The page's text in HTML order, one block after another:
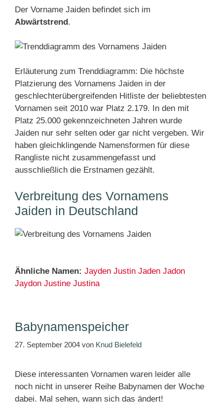
Der Vorname Jaiden befindet sich im
Abwärtstrend.
Erläuterung zum Trenddiagramm: Die höchste
Platzierung des Vornamens Jaiden in der
geschlechterübergreifenden Hitliste der beliebtesten
Vornamen seit 2010 war Platz 2.179. In den mit
Platz 25.000 gekennzeichneten Jahren wurde
Jaiden nur sehr selten oder gar nicht vergeben. Wir
haben gleichklingende Namensformen für diese
Rangliste nicht zusammengefasst und
ausschließlich die Erstnamen gezählt.
Verbreitung des Vornamens
Jaiden in Deutschland
Ähnliche Namen: Jayden Justin Jaden Jadon
Jaydon Justine Justina
Babynamenspeicher
27. September 2004 von Knud Bielefeld
Diese interessanten Vornamen waren leider alle
noch nicht in unserer Reihe Babynamen der Woche
dabei. Mal sehen, wann sich das ändert!